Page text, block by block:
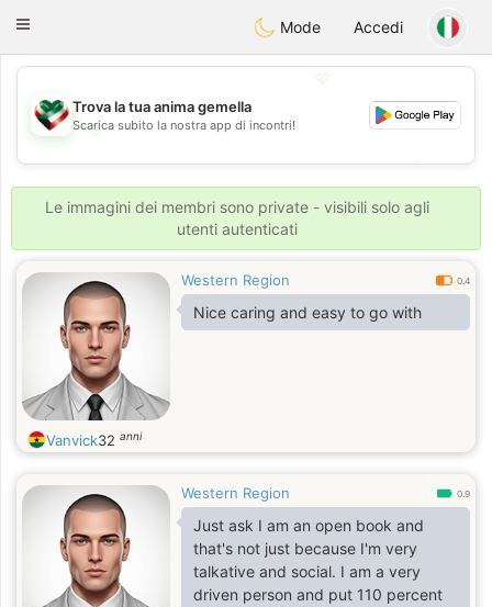
KuwaitChat
Toggle
Mode Accedi
💖
💕
💕
Trova la tua anima gemella
Scarica subito la nostra app di incontri!
Le immagini dei membri sono private - visibili solo agli
utenti autenticati
Western Region 0.4
Nice caring and easy to go with
Vanvick32 anni
Western Region 0.9
Just ask I am an open book and
that's not just because I'm very
talkative and social. I am a very
driven person and put 110 percent